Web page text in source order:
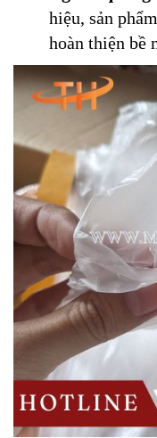
hiệu, sản
hoàn thiện bề